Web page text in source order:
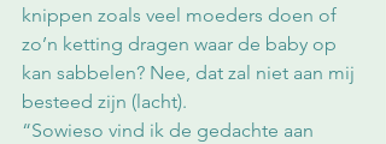
knippen zoals veel moeders doen of
zo’n ketting dragen waar de baby op
kan sabbelen? Nee, dat zal niet aan mij
besteed zijn (lacht).
“Sowieso vind ik de gedachte aan